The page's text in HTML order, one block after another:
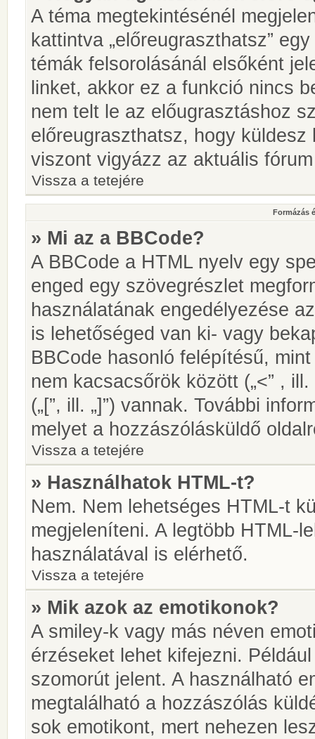
A téma megtekintésénél
kattintva „előreugraszthatsz”
témák felsorolásánál elsőként
linket, akkor ez a funkció nincs
nem telt le az előugrasztáshoz
előreugraszthatsz, hogy
viszont vigyázz az aktuális
Vissza a tetejére
Formázás
» Mi az a BBCode?
A BBCode a HTML nyelv egy
enged egy szövegrészlet
használatának engedélyezése
is lehetőséged van ki- vagy
BBCode hasonló felépítésű,
nem kacsacsőrök között („<” ,
(„[”, ill. „]”) vannak. További
melyet a hozzászólásküldő
Vissza a tetejére
» Használhatok HTML-t?
Nem. Nem lehetséges HTML-t
megjeleníteni. A legtöbb HTML-
használatával is elérhető.
Vissza a tetejére
» Mik azok az emotikonok?
A smiley-k vagy más néven
érzéseket lehet kifejezni.
szomorút jelent. A használható
megtalálható a hozzászólás
sok emotikont, mert nehezen